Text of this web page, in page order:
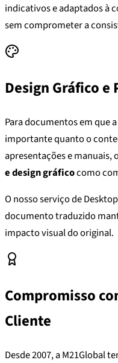
indicativos e adaptados à
sem comprometer a
Design Gráfico e
Para documentos em que
importante quanto o
apresentações e manuais,
e design gráficocomo
O nosso serviço de
documento traduzido
impacto visual do original.
Compromisso
Cliente
Desde 2007, a M21Global